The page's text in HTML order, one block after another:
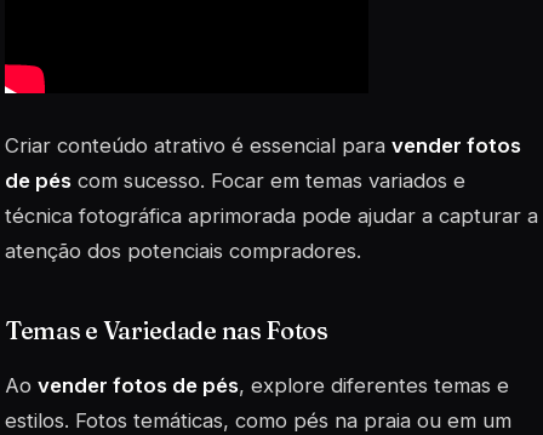
Criar conteúdo atrativo é essencial para vender fotos
de pés com sucesso. Focar em temas variados e
técnica fotográfica aprimorada pode ajudar a capturar a
atenção dos potenciais compradores.
Temas e Variedade nas Fotos
Ao vender fotos de pés, explore diferentes temas e
estilos. Fotos temáticas, como pés na praia ou em um